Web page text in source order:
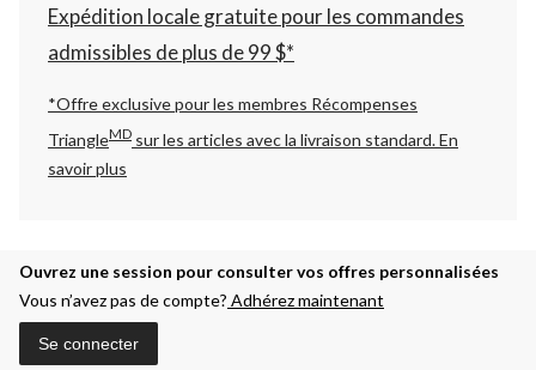
Expédition locale gratuite pour les commandes
admissibles de plus de 99 $*
*Offre exclusive pour les membres Récompenses
TriangleMD sur les articles avec la livraison standard.En
savoir plus
Ouvrez une session pour consulter vos offres personnalisées
Vous n’avez pas de compte? Adhérez maintenant
Se connecter